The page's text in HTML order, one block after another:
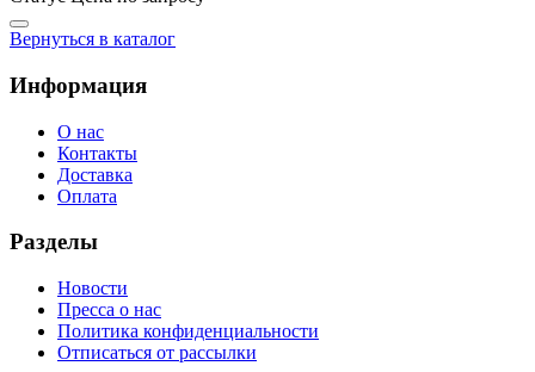
Вернуться в каталог
Информация
О нас
Контакты
Доставка
Оплата
Разделы
Новости
Пресса о нас
Политика конфиденциальности
Отписаться от рассылки